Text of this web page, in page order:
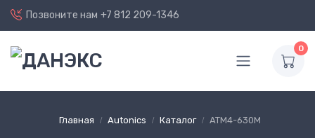
Позвоните нам +7 812 209-1346
0
Главная Autonics Каталог ATM4-630M